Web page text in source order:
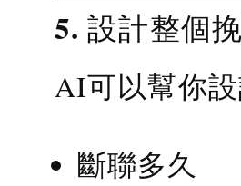
5. 設計整個
AI可以幫你設
斷聯多久